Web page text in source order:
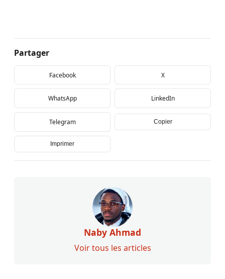
Partager
Facebook X
WhatsApp LinkedIn
Telegram Copier
Imprimer
Naby Ahmad
Voir tous les articles